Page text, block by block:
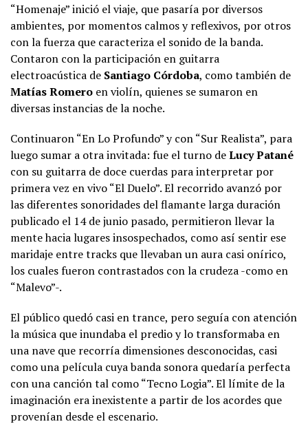
“Homenaje” inició el viaje, que pasaría por diversos
ambientes, por momentos calmos y reflexivos, por otros
con la fuerza que caracteriza el sonido de la banda.
Contaron con la participación en guitarra
electroacústica de Santiago Córdoba, como también de
Matías Romero en violín, quienes se sumaron en
diversas instancias de la noche.
Continuaron “En Lo Profundo” y con “Sur Realista”, para
luego sumar a otra invitada: fue el turno deLucy Patané
con su guitarra de doce cuerdas para interpretar por
primera vez en vivo “El Duelo”. El recorrido avanzó por
las diferentes sonoridades del flamante larga duración
publicado el 14 de junio pasado, permitieron llevar la
mente hacia lugares insospechados, como así sentir ese
maridaje entre tracks que llevaban un aura casi onírico,
los cuales fueron contrastados con la crudeza -como en
“Malevo”-.
El público quedó casi en trance, pero seguía con atención
la música que inundaba el predio y lo transformaba en
una nave que recorría dimensiones desconocidas, casi
como una película cuya banda sonora quedaría perfecta
con una canción tal como “Tecno Logia”. El límite de la
imaginación era inexistente a partir de los acordes que
provenían desde el escenario.